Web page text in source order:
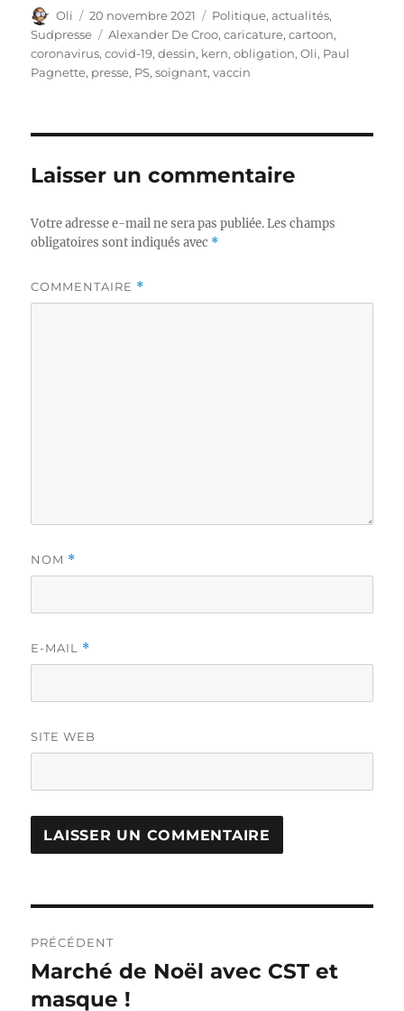
Auteur
Oli
Publié
le
20 novembre 2021 Catégories
Politique, actualités,
Sudpresse
Étiquettes
Alexander De Croo,caricature,cartoon,
coronavirus,covid-19,dessin, kern,obligation,Oli, Paul
Pagnette, presse, PS,soignant,vaccin
Laisser un commentaire
Votre adresse e-mail ne sera pas publiée. Les champs
obligatoires sont indiqués avec *
COMMENTAIRE *
NOM *
E-MAIL *
SITE WEB
de
l’article
PRÉCÉDENT
Publication
précédente :
Marché de Noël avec CST et
masque !